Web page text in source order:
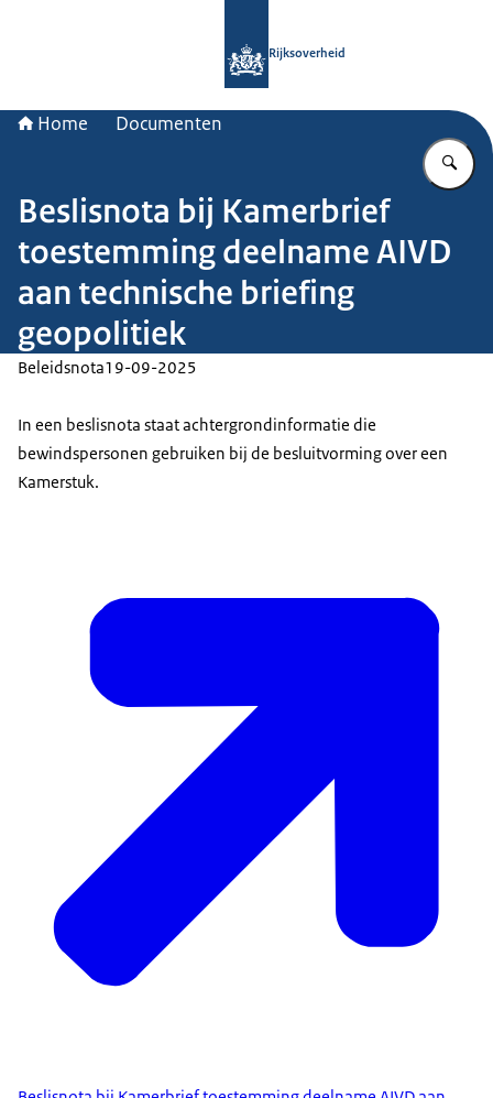
Rijksoverheid
Home Documenten
Beslisnota bij Kamerbrief
toestemming deelname AIVD
aan technische briefing
geopolitiek
Beleidsnota19-09-2025
In een beslisnota staat achtergrondinformatie die
bewindspersonen gebruiken bij de besluitvorming over een
Kamerstuk.